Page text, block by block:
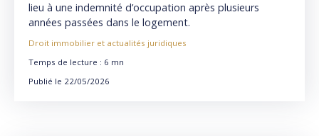
lieu à une indemnité d’occupation après plusieurs
années passées dans le logement.
Droit immobilier et actualités juridiques
Temps de lecture : 6 mn
Publié le 22/05/2026